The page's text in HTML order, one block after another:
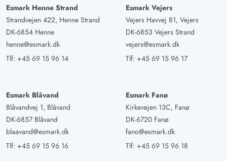
Esmark Henne Strand
Strandvejen 422, Henne Strand
DK-6854 Henne
henne@esmark.dk
Tlf: +45 69 15 96 14
Esmark Vejers
Vejers Havvej 81, Vejers
DK-6853 Vejers Strand
vejers@esmark.dk
Tlf: +45 69 15 96 17
Esmark Blåvand
Blåvandvej 1, Blåvand
DK-6857 Blåvand
blaavand@esmark.dk
Tlf: +45 69 15 96 16
Esmark Fanø
Kirkevejen 13C, Fanø
DK-6720 Fanø
fano@esmark.dk
Tlf: +45 69 15 96 18